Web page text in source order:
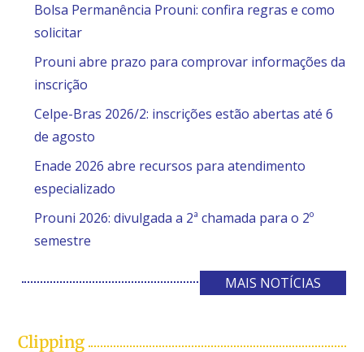
Bolsa Permanência Prouni: confira regras e como
solicitar
Prouni abre prazo para comprovar informações da
inscrição
Celpe-Bras 2026/2: inscrições estão abertas até 6
de agosto
Enade 2026 abre recursos para atendimento
especializado
Prouni 2026: divulgada a 2ª chamada para o 2º
semestre
MAIS NOTÍCIAS
Clipping